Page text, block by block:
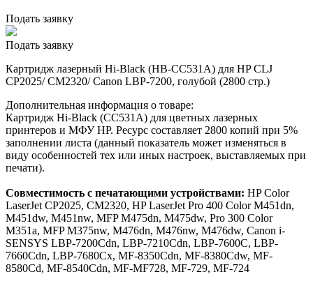
Подать заявку
Подать заявку
Картридж лазерный Hi-Black (HB-CC531A) для HP CLJ
CP2025/ CM2320/ Canon LBP-7200, голубой (2800 стр.)
Дополнительная информация о товаре:
Картридж Hi-Black (CC531A) для цветных лазерных
принтеров и МФУ HP. Ресурс составляет 2800 копий при 5%
заполнении листа (данный показатель может изменяться в
виду особенностей тех или иных настроек, выставляемых при
печати).
Совместимость с печатающими устройствами: HP Color
LaserJet CP2025, CM2320, HP LaserJet Pro 400 Color M451dn,
M451dw, M451nw, MFP M475dn, M475dw, Pro 300 Color
M351a, MFP M375nw, M476dn, M476nw, M476dw, Canon i-
SENSYS LBP-7200Cdn, LBP-7210Cdn, LBP-7600C, LBP-
7660Cdn, LBP-7680Cx, MF-8350Cdn, MF-8380Cdw, MF-
8580Cd, MF-8540Cdn, MF-MF728, MF-729, MF-724